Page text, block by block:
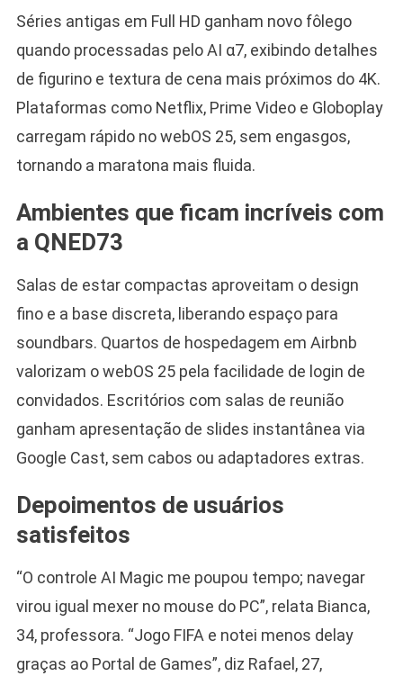
Séries antigas em Full HD ganham novo fôlego
quando processadas pelo AI α7, exibindo detalhes
de figurino e textura de cena mais próximos do 4K.
Plataformas como Netflix, Prime Video e Globoplay
carregam rápido no webOS 25, sem engasgos,
tornando a maratona mais fluida.
Ambientes que ficam incríveis com
a QNED73
Salas de estar compactas aproveitam o design
fino e a base discreta, liberando espaço para
soundbars. Quartos de hospedagem em Airbnb
valorizam o webOS 25 pela facilidade de login de
convidados. Escritórios com salas de reunião
ganham apresentação de slides instantânea via
Google Cast, sem cabos ou adaptadores extras.
Depoimentos de usuários
satisfeitos
“O controle AI Magic me poupou tempo; navegar
virou igual mexer no mouse do PC”, relata Bianca,
34, professora. “Jogo FIFA e notei menos delay
graças ao Portal de Games”, diz Rafael, 27,